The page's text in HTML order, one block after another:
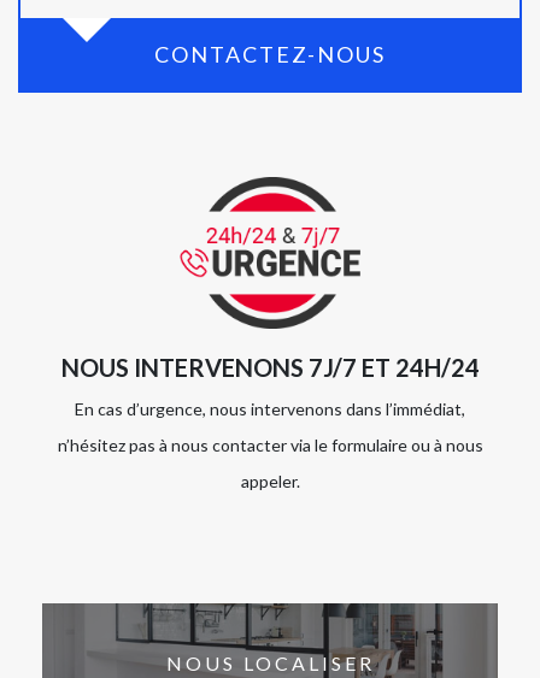
CONTACTEZ-NOUS
NOUS INTERVENONS 7J/7 ET 24H/24
En cas d’urgence, nous intervenons dans l’immédiat,
n’hésitez pas à nous contacter via le formulaire ou à nous
appeler.
NOUS LOCALISER